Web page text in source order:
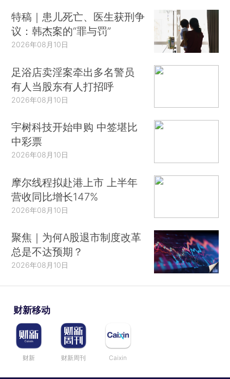
特稿｜患儿死亡、医生获刑争
议：韩杰案的“罪与罚”
2026年08月10日
足浴店卖淫案牵出多名警员
有人当股东有人打招呼
2026年08月10日
宇树科技开始申购 中签堪比
中彩票
2026年08月10日
摩尔线程拟赴港上市 上半年
营收同比增长147%
2026年08月10日
聚焦｜为何A股退市制度改革
总是不达预期？
2026年08月10日
财新移动
财新 财新周刊 Caixin